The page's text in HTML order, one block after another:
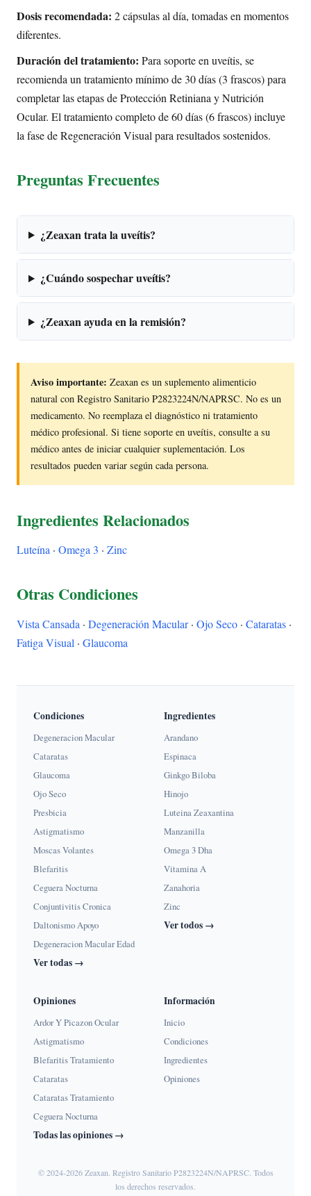
Dosis recomendada: 2 cápsulas al día, tomadas en momentos
diferentes.
Duración del tratamiento: Para soporte en uveítis, se
recomienda un tratamiento mínimo de 30 días (3 frascos) para
completar las etapas de Protección Retiniana y Nutrición
Ocular. El tratamiento completo de 60 días (6 frascos) incluye
la fase de Regeneración Visual para resultados sostenidos.
Preguntas Frecuentes
¿Zeaxan trata la uveítis?
¿Cuándo sospechar uveítis?
¿Zeaxan ayuda en la remisión?
Aviso importante: Zeaxan es un suplemento alimenticio
natural con Registro Sanitario P2823224N/NAPRSC. No es un
medicamento. No reemplaza el diagnóstico ni tratamiento
médico profesional. Si tiene soporte en uveítis, consulte a su
médico antes de iniciar cualquier suplementación. Los
resultados pueden variar según cada persona.
Ingredientes Relacionados
Luteína · Omega 3 · Zinc
Otras Condiciones
Vista Cansada · Degeneración Macular· Ojo Seco · Cataratas ·
Fatiga Visual · Glaucoma
Condiciones
Degeneracion Macular
Cataratas
Glaucoma
Ojo Seco
Presbicia
Astigmatismo
Moscas Volantes
Blefaritis
Ceguera Nocturna
Conjuntivitis Cronica
Daltonismo Apoyo
Degeneracion Macular Edad
Ver todas →
Ingredientes
Arandano
Espinaca
Ginkgo Biloba
Hinojo
Luteina Zeaxantina
Manzanilla
Omega 3 Dha
Vitamina A
Zanahoria
Zinc
Ver todos →
Opiniones
Ardor Y Picazon Ocular
Astigmatismo
Blefaritis Tratamiento
Cataratas
Cataratas Tratamiento
Ceguera Nocturna
Todas las opiniones →
Información
Inicio
Condiciones
Ingredientes
Opiniones
© 2024-2026 Zeaxan. Registro Sanitario P2823224N/NAPRSC. Todos
los derechos reservados.